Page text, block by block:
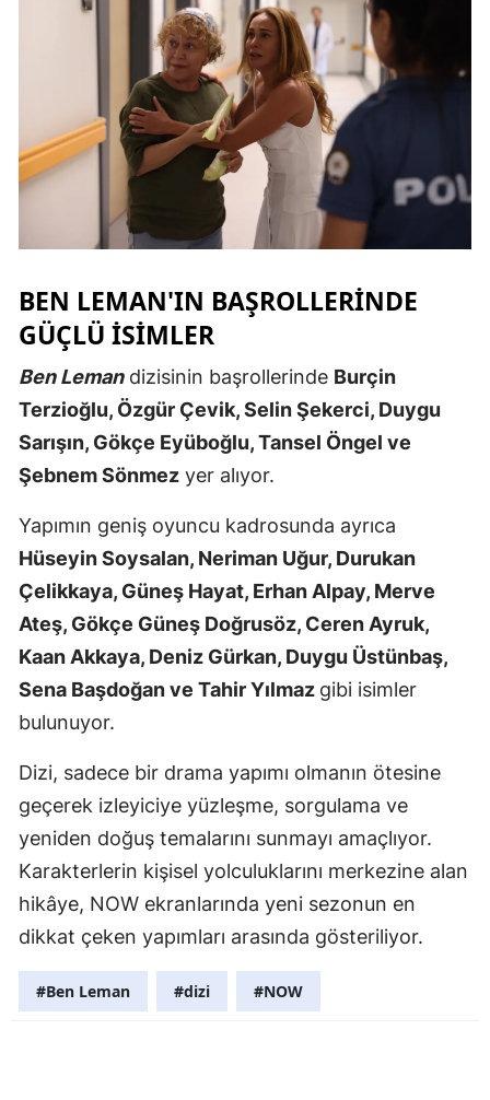
Konya
Manisa
Mardin
Nevşehir
Rize
Sakarya
Samsun
Siirt
Sivas
Tokat
Trabzon
BEN LEMAN'IN BAŞROLLERİNDE
GÜÇLÜ İSIMLER
Ben Lemandizisinin başrollerinde Burçin
Terzioğlu, Özgür Çevik, Selin Şekerci, Duygu
Sarışın, Gökçe Eyüboğlu, Tansel Öngel ve
Şebnem Sönmez yer alıyor.
Yapımın geniş oyuncu kadrosunda ayrıca
Hüseyin Soysalan, Neriman Uğur, Durukan
Çelikkaya, Güneş Hayat, Erhan Alpay, Merve
Ateş, Gökçe Güneş Doğrusöz, Ceren Ayruk,
Kaan Akkaya, Deniz Gürkan, Duygu Üstünbaş,
Sena Başdoğan ve Tahir Yılmaz gibi isimler
bulunuyor.
Dizi, sadece bir drama yapımı olmanın ötesine
geçerek izleyiciye yüzleşme, sorgulama ve
yeniden doğuş temalarını sunmayı amaçlıyor.
Karakterlerin kişisel yolculuklarını merkezine alan
hikâye, NOW ekranlarında yeni sezonun en
dikkat çeken yapımları arasında gösteriliyor.
#Ben Leman #dizi #NOW